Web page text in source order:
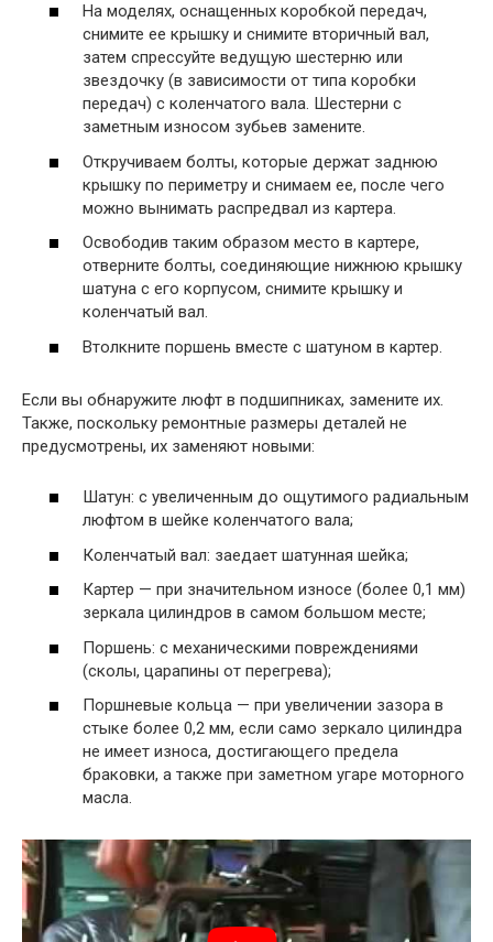
На моделях, оснащенных коробкой передач,
снимите ее крышку и снимите вторичный вал,
затем спрессуйте ведущую шестерню или
звездочку (в зависимости от типа коробки
передач) с коленчатого вала. Шестерни с
заметным износом зубьев замените.
Откручиваем болты, которые держат заднюю
крышку по периметру и снимаем ее, после чего
можно вынимать распредвал из картера.
Освободив таким образом место в картере,
отверните болты, соединяющие нижнюю крышку
шатуна с его корпусом, снимите крышку и
коленчатый вал.
Втолкните поршень вместе с шатуном в картер.
Если вы обнаружите люфт в подшипниках, замените их.
Также, поскольку ремонтные размеры деталей не
предусмотрены, их заменяют новыми:
Шатун: с увеличенным до ощутимого радиальным
люфтом в шейке коленчатого вала;
Коленчатый вал: заедает шатунная шейка;
Картер — при значительном износе (более 0,1 мм)
зеркала цилиндров в самом большом месте;
Поршень: с механическими повреждениями
(сколы, царапины от перегрева);
Поршневые кольца — при увеличении зазора в
стыке более 0,2 мм, если само зеркало цилиндра
не имеет износа, достигающего предела
браковки, а также при заметном угаре моторного
масла.